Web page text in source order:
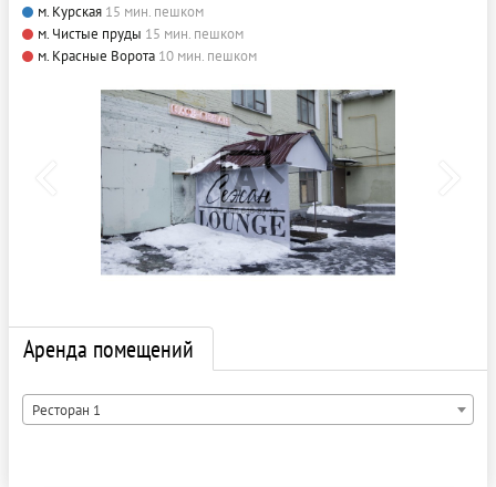
м. Курская 15 мин. пешком
м. Чистые пруды 15 мин. пешком
м. Красные Ворота 10 мин. пешком
Аренда помещений
Ресторан 1